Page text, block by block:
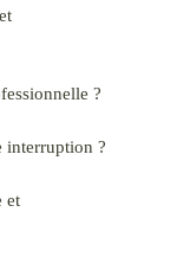
?
interruption ?
et